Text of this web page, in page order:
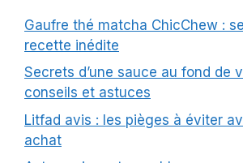
Gaufre thé matcha ChicChew :
recette inédite
Secrets d’une sauce au fond de
conseils et astuces
Litfad avis : les pièges à éviter
achat